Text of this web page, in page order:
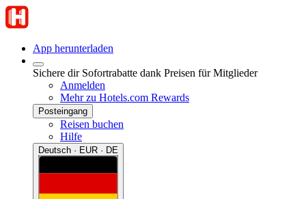
App herunterladen
Sichere dir Sofortrabatte dank Preisen für Mitglieder
Anmelden
Mehr zu Hotels.com Rewards
Posteingang
Reisen buchen
Hilfe
Deutsch · EUR · DE